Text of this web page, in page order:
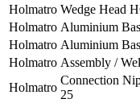
Holmatro Wedge Head
Holmatro Aluminium
Holmatro Aluminium
Holmatro Assembly /
Holmatro
Connection
25